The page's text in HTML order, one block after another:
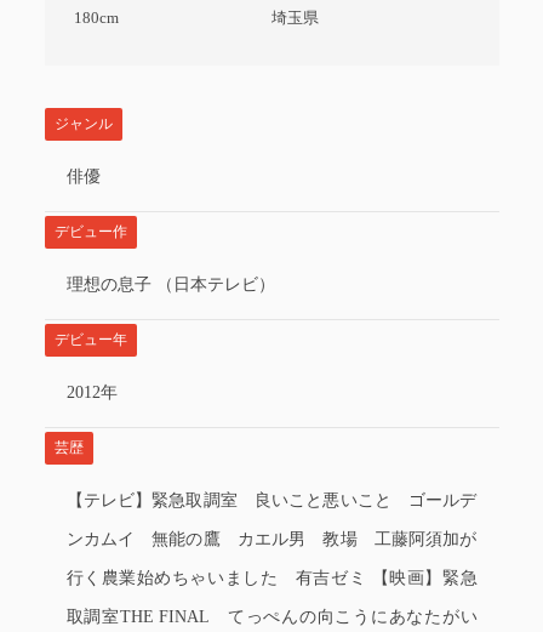
180cm 埼玉県
ジャンル
俳優
デビュー作
理想の息子 （日本テレビ）
デビュー年
2012年
芸歴
【テレビ】緊急取調室 良いこと悪いこと ゴールデ
ンカムイ 無能の鷹 カエル男 教場 工藤阿須加が
行く農業始めちゃいました 有吉ゼミ 【映画】緊急
取調室THE FINAL てっぺんの向こうにあなたがい